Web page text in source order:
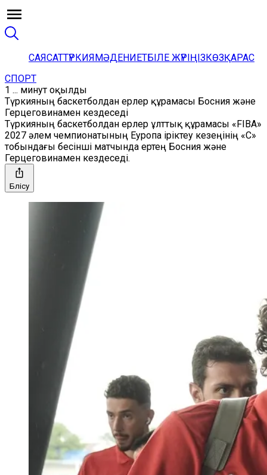
САЯСАТТҮРКИЯМӘДЕНИЕТБІЛЕ ЖҮРІҢІЗКӨЗҚАРАС
СПОРТ
1 ... минут оқылды
Түркияның баскетболдан ерлер құрамасы Босния және
Герцеговинамен кездеседі
Түркияның баскетболдан ерлер ұлттық құрамасы «FIBA»
2027 әлем чемпионатының Еуропа іріктеу кезеңінің «С»
тобындағы бесінші матчында ертең Босния және
Герцеговинамен кездеседі.
Бөлісу